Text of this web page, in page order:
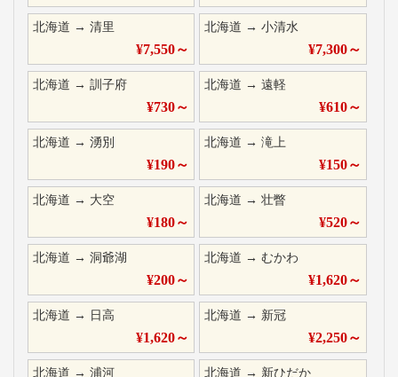
北海道 → 清里
¥7,550～
北海道 →小清水
¥7,300～
北海道 → 訓子府
¥730～
北海道 →遠軽
¥610～
北海道 → 湧別
¥190～
北海道 →滝上
¥150～
北海道 → 大空
¥180～
北海道 →壮瞥
¥520～
北海道 → 洞爺湖
¥200～
北海道 →むかわ
¥1,620～
北海道 → 日高
¥1,620～
北海道 → 新冠
¥2,250～
北海道 → 浦河 北海道 → 新ひだか